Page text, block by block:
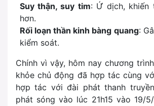
Suy thận, suy tim: Ứ dịch, khiến
hơn.
Rối loạn thần kinh bàng quang:
kiểm soát.
Chính vì vậy, hôm nay chương
khỏe chủ động đã hợp tác cùng
hợp tác với đài phát thanh
phát sóng vào lúc 21h15 vào 19/